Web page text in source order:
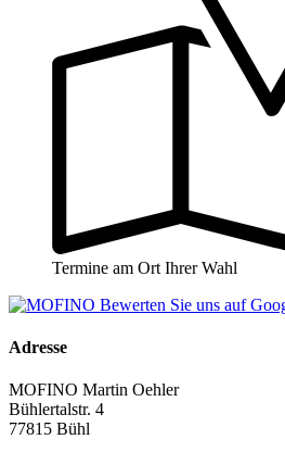
Termine am Ort Ihrer Wahl
Adresse
MOFINO Martin Oehler
Bühlertalstr. 4
77815 Bühl